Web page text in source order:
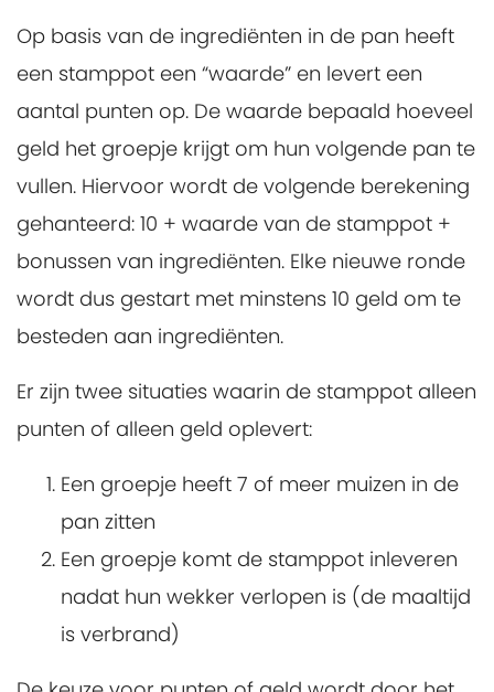
Op basis van de ingrediënten in de pan heeft
een stamppot een “waarde” en levert een
aantal punten op. De waarde bepaald hoeveel
geld het groepje krijgt om hun volgende pan te
vullen. Hiervoor wordt de volgende berekening
gehanteerd: 10 + waarde van de stamppot +
bonussen van ingrediënten. Elke nieuwe ronde
wordt dus gestart met minstens 10 geld om te
besteden aan ingrediënten.
Er zijn twee situaties waarin de stamppot alleen
punten of alleen geld oplevert:
Een groepje heeft 7 of meer muizen in de
pan zitten
Een groepje komt de stamppot inleveren
nadat hun wekker verlopen is (de maaltijd
is verbrand)